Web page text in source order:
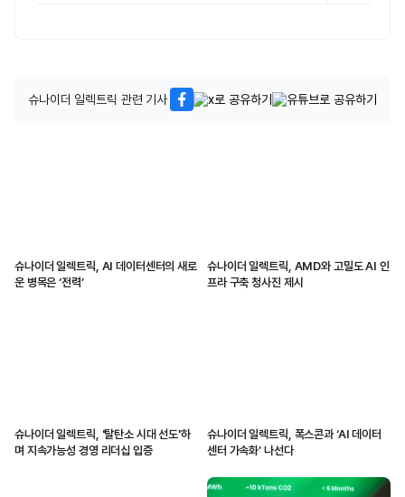
슈나이더 일렉트릭 관련 기사
슈나이더 일렉트릭, AI 데이터센터의 새로
운 병목은 ‘전력’
슈나이더 일렉트릭, AMD와 고밀도 AI 인
프라 구축 청사진 제시
슈나이더 일렉트릭, '탈탄소 시대 선도'하
며 지속가능성 경영 리더십 입증
슈나이더 일렉트릭, 폭스콘과 ‘AI 데이터
센터 가속화’ 나선다